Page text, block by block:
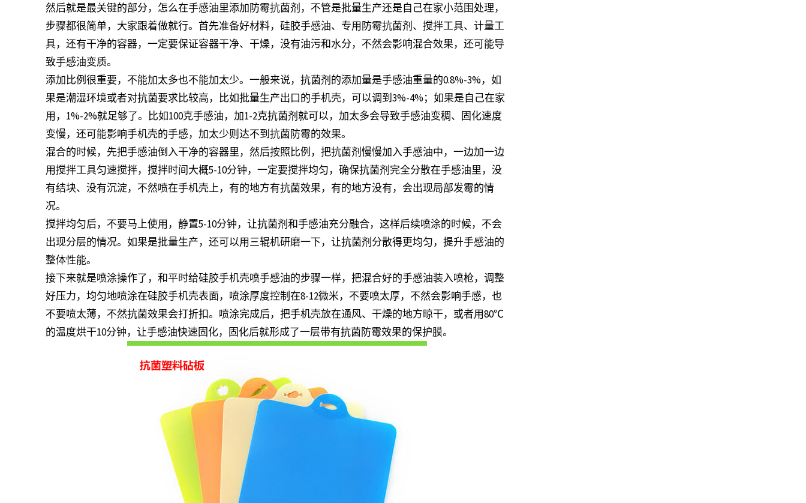
然后就是最关键的部分，怎么在手感油里添加防霉抗菌剂，不管是批量生产还是自己在家小范围处理，
步骤都很简单，大家跟着做就行。首先准备好材料，硅胶手感油、专用防霉抗菌剂、搅拌工具、计量工
具，还有干净的容器，一定要保证容器干净、干燥，没有油污和水分，不然会影响混合效果，还可能导
致手感油变质。
添加比例很重要，不能加太多也不能加太少。一般来说，抗菌剂的添加量是手感油重量的0.8%-3%，如
果是潮湿环境或者对抗菌要求比较高，比如批量生产出口的手机壳，可以调到3%-4%；如果是自己在家
用，1%-2%就足够了。比如100克手感油，加1-2克抗菌剂就可以，加太多会导致手感油变稠、固化速度
变慢，还可能影响手机壳的手感，加太少则达不到抗菌防霉的效果。
混合的时候，先把手感油倒入干净的容器里，然后按照比例，把抗菌剂慢慢加入手感油中，一边加一边
用搅拌工具匀速搅拌，搅拌时间大概5-10分钟，一定要搅拌均匀，确保抗菌剂完全分散在手感油里，没
有结块、没有沉淀，不然喷在手机壳上，有的地方有抗菌效果，有的地方没有，会出现局部发霉的情
况。
搅拌均匀后，不要马上使用，静置5-10分钟，让抗菌剂和手感油充分融合，这样后续喷涂的时候，不会
出现分层的情况。如果是批量生产，还可以用三辊机研磨一下，让抗菌剂分散得更均匀，提升手感油的
整体性能。
接下来就是喷涂操作了，和平时给硅胶手机壳喷手感油的步骤一样，把混合好的手感油装入喷枪，调整
好压力，均匀地喷涂在硅胶手机壳表面，喷涂厚度控制在8-12微米，不要喷太厚，不然会影响手感，也
不要喷太薄，不然抗菌效果会打折扣。喷涂完成后，把手机壳放在通风、干燥的地方晾干，或者用80℃
的温度烘干10分钟，让手感油快速固化，固化后就形成了一层带有抗菌防霉效果的保护膜。